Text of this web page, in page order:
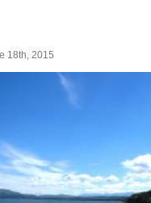
18th, 2015